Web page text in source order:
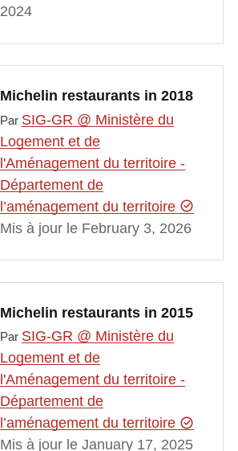
2024
Michelin restaurants in 2018
Par SIG-GR @ Ministère du
Logement et de
l'Aménagement du territoire -
Département de
l’aménagement du territoire
Mis à jour le February 3, 2026
Michelin restaurants in 2015
Par SIG-GR @ Ministère du
Logement et de
l'Aménagement du territoire -
Département de
l’aménagement du territoire
Mis à jour le January 17, 2025